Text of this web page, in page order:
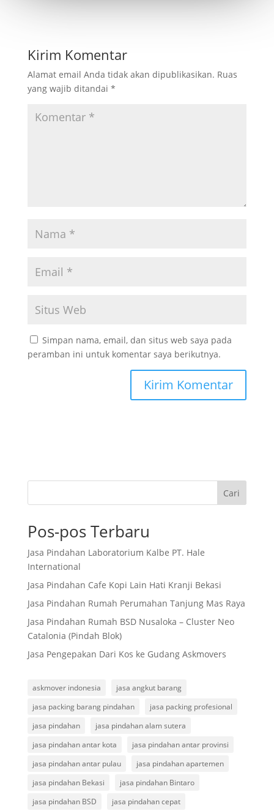
Kirim Komentar
Alamat email Anda tidak akan dipublikasikan. Ruas
yang wajib ditandai *
Simpan nama, email, dan situs web saya pada
peramban ini untuk komentar saya berikutnya.
Cari
Pos-pos Terbaru
Jasa Pindahan Laboratorium Kalbe PT. Hale
International
Jasa Pindahan Cafe Kopi Lain Hati Kranji Bekasi
Jasa Pindahan Rumah Perumahan Tanjung Mas Raya
Jasa Pindahan Rumah BSD Nusaloka – Cluster Neo
Catalonia (Pindah Blok)
Jasa Pengepakan Dari Kos ke Gudang Askmovers
askmover indonesia
jasa angkut barang
jasa packing barang pindahan
jasa packing profesional
jasa pindahan
jasa pindahan alam sutera
jasa pindahan antar kota
jasa pindahan antar provinsi
jasa pindahan antar pulau
jasa pindahan apartemen
jasa pindahan Bekasi
jasa pindahan Bintaro
jasa pindahan BSD
jasa pindahan cepat